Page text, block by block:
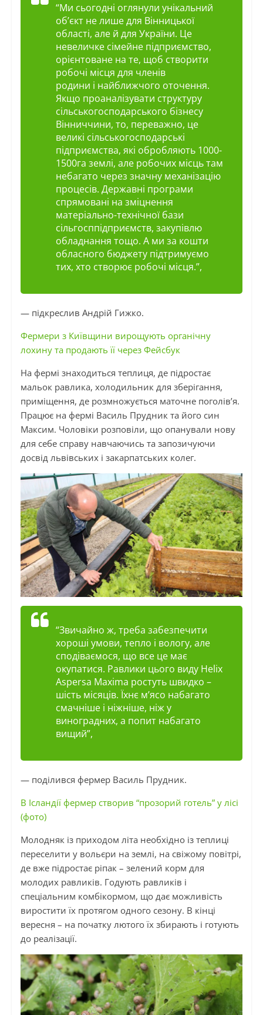
“Ми сьогодні оглянули унікальний
об’єкт не лише для Вінницької
області, але й для України. Це
невеличке сімейне підприємство,
орієнтоване на те, щоб створити
робочі місця для членів
родини і найближчого оточення.
Якщо проаналізувати структуру
сільськогосподарського бізнесу
Вінниччини, то, переважно, це
великі сільськогосподарські
підприємства, які обробляють 1000-
1500га землі, але робочих місць там
небагато через значну механізацію
процесів. Державні програми
спрямовані на зміцнення
матеріально-технічної бази
сільгосппідприємств, закупівлю
обладнання тощо. А ми за кошти
обласного бюджету підтримуємо
тих, хто створює робочі місця.”,
— підкреслив Андрій Гижко.
Фермери з Київщини вирощують органічну
лохину та продають її через Фейсбук
На фермі знаходиться теплиця, де підростає
мальок равлика, холодильник для зберігання,
приміщення, де розмножується маточне поголів’я.
Працює на фермі Василь Прудник та його син
Максим. Чоловіки розповіли, що опанували нову
для себе справу навчаючись та запозичуючи
досвід львівських і закарпатських колег.
“Звичайно ж, треба забезпечити
хороші умови, тепло і вологу, але
сподіваємося, що все це має
окупатися. Равлики цього виду Helix
Aspersa Maxima ростуть швидко –
шість місяців. Їхнє м’ясо набагато
смачніше і ніжніше, ніж у
виноградних, а попит набагато
вищий”,
— поділився фермер Василь Прудник.
В Ісландії фермер створив “прозорий готель” у лісі
(фото)
Молодняк із приходом літа необхідно із теплиці
переселити у вольєри на землі, на свіжому повітрі,
де вже підростає ріпак – зелений корм для
молодих равликів. Годують равликів і
спеціальним комбікормом, що дає можливість
виростити їх протягом одного сезону. В кінці
вересня – на початку лютого їх збирають і готують
до реалізації.